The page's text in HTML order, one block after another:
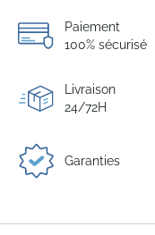
Paiement
100% sécurisé
Livraison
24/72H
Garanties